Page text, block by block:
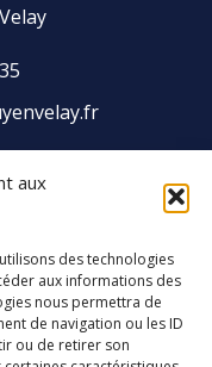
aux
des technologies
aux informations des
nous permettra de
de navigation ou les ID
ou de retirer son